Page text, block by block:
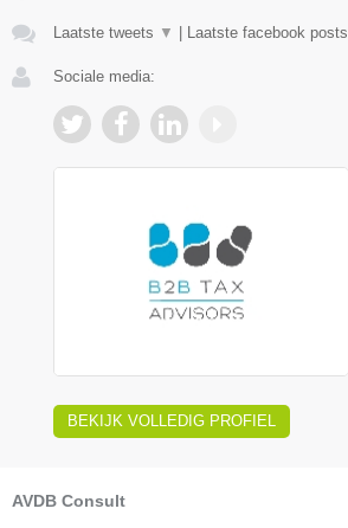
Laatste tweets ▼ Laatste facebook posts
Sociale media:
BEKIJK VOLLEDIG PROFIEL
AVDB Consult